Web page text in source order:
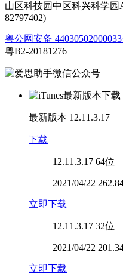
山区科技园中区科兴科学园
82797402)
粤公网安备
粤B2-20181276
最新版本 12.11.3.17
下载
12.11.3.17 64位
2021/04/22
立即下载
12.11.3.17 32位
2021/04/22
立即下载